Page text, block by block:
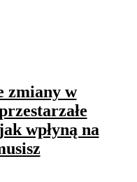
zmiany w
wpłyną na